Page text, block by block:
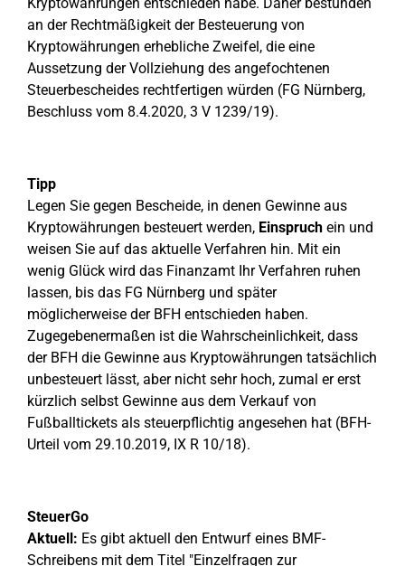
an der Rechtmäßigkeit der Besteuerung von
Kryptowährungen erhebliche Zweifel, die eine
Aussetzung der Vollziehung des angefochtenen
Steuerbescheides rechtfertigen würden (FG Nürnberg,
Beschluss vom 8.4.2020, 3 V 1239/19).
Tipp
Legen Sie gegen Bescheide, in denen Gewinne aus
Kryptowährungen besteuert werden, Einspruch ein und
weisen Sie auf das aktuelle Verfahren hin. Mit ein
wenig Glück wird das Finanzamt Ihr Verfahren ruhen
lassen, bis das FG Nürnberg und später
möglicherweise der BFH entschieden haben.
Zugegebenermaßen ist die Wahrscheinlichkeit, dass
der BFH die Gewinne aus Kryptowährungen tatsächlich
unbesteuert lässt, aber nicht sehr hoch, zumal er erst
kürzlich selbst Gewinne aus dem Verkauf von
Fußballtickets als steuerpflichtig angesehen hat (BFH-
Urteil vom 29.10.2019, IX R 10/18).
SteuerGo
Aktuell: Es gibt aktuell den Entwurf eines BMF-
Schreibens mit dem Titel "Einzelfragen zur